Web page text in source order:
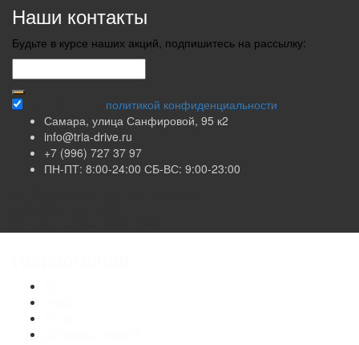
Наши контакты
Будьте в курсе наших акций, подпишитесь на рассылку:
политикой конфиденциальности
Самара, улица Санфировой, 95 к2
info@tria-drive.ru
+7 (996) 727 37 97
ПН-ПТ: 8:00-24:00 СБ-ВС: 9:00-23:00